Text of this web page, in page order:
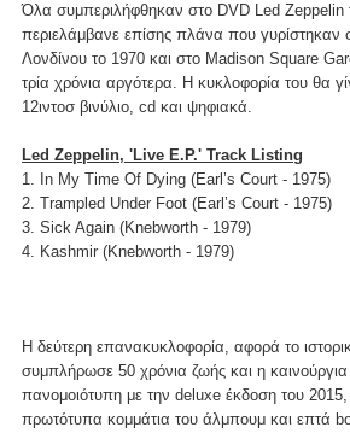
Όλα συμπεριλήφθηκαν στο DVD Led Zeppelin
περιελάμβανε επίσης πλάνα που γυρίστηκαν
Λονδίνου το 1970 και στο Madison Square
τρία χρόνια αργότερα. Η κυκλοφορία του θα
12ιντοσ βινύλιο, cd και ψηφιακά.
Led Zeppelin, 'Live E.P.' Track Listing
1. In My Time Of Dying (Earl’s Court - 1975)
2. Trampled Under Foot (Earl’s Court - 1975)
3. Sick Again (Knebworth - 1979)
4. Kashmir (Knebworth - 1979)
Η δεύτερη επανακυκλοφορία, αφορά το
συμπλήρωσε 50 χρόνια ζωής και η καινούργια
πανομοιότυπη με την deluxe έκδοση του
πρωτότυπα κομμάτια του άλμπουμ και επτά